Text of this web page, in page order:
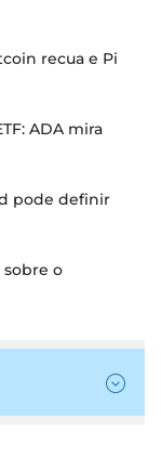
recua e Pi
ADA mira
pode definir
sobre o